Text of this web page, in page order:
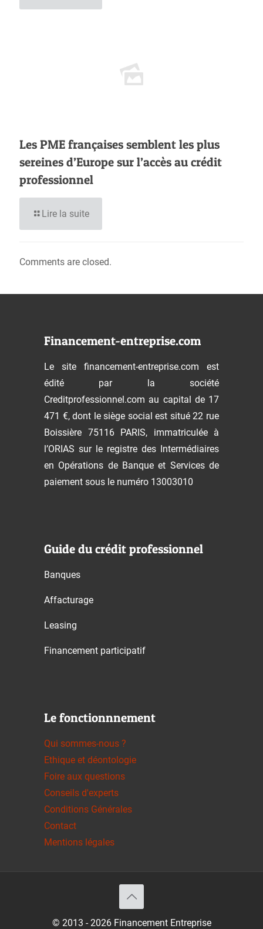
Les PME françaises semblent les plus
sereines d’Europe sur l’accès au crédit
professionnel
Lire la suite
Comments are closed.
Financement-entreprise.com
Le site financement-entreprise.com est
édité par la société
Creditprofessionnel.com au capital de 17
471 €, dont le siège social est situé 22 rue
Boissière 75116 PARIS, immatriculée à
l’ORIAS sur le registre des Intermédiaires
en Opérations de Banque et Services de
paiement sous le numéro 13003010
Guide du crédit professionnel
Banques
Affacturage
Leasing
Financement participatif
Le fonctionnnement
Qui sommes-nous ?
Ethique et déontologie
Foire aux questions
Conseils d'experts
Conditions Générales
Contact
Mentions légales
© 2013 - 2026 Financement Entreprise